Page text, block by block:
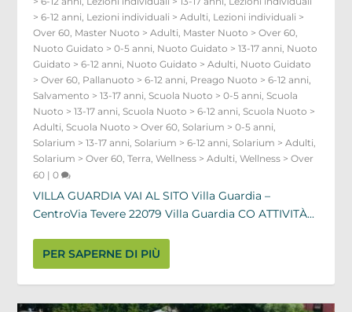
> 6-12 anni Lezioni individuali > Adulti Lezioni individuali >
Over 60 Master Nuoto > Adulti Master Nuoto > Over 60
Nuoto Guidato > 0-5 anni Nuoto Guidato > 13-17 anni Nuoto
Guidato > 6-12 anni Nuoto Guidato > Adulti Nuoto Guidato
> Over 60 Pallanuoto > 6-12 anni Preago Nuoto > 6-12 anni
Salvamento > 13-17 anni ,Scuola Nuoto > 0-5 anni ,Scuola
Nuoto > 13-17 anni ,Scuola Nuoto > 6-12 anni ,Scuola Nuoto >
Adulti ,Scuola Nuoto > Over 60 ,Solarium > 0-5 anni
Solarium > 13-17 anni ,Solarium > 6-12 anni ,Solarium > Adulti
Solarium > Over 60 ,Terra ,Wellness > Adulti ,Wellness > Over
60 |0
VILLA GUARDIA VAI AL SITO Villa Guardia –
CentroVia Tevere 22079 Villa Guardia CO ATTIVITÀ...
PER SAPERNE DI PIÙ